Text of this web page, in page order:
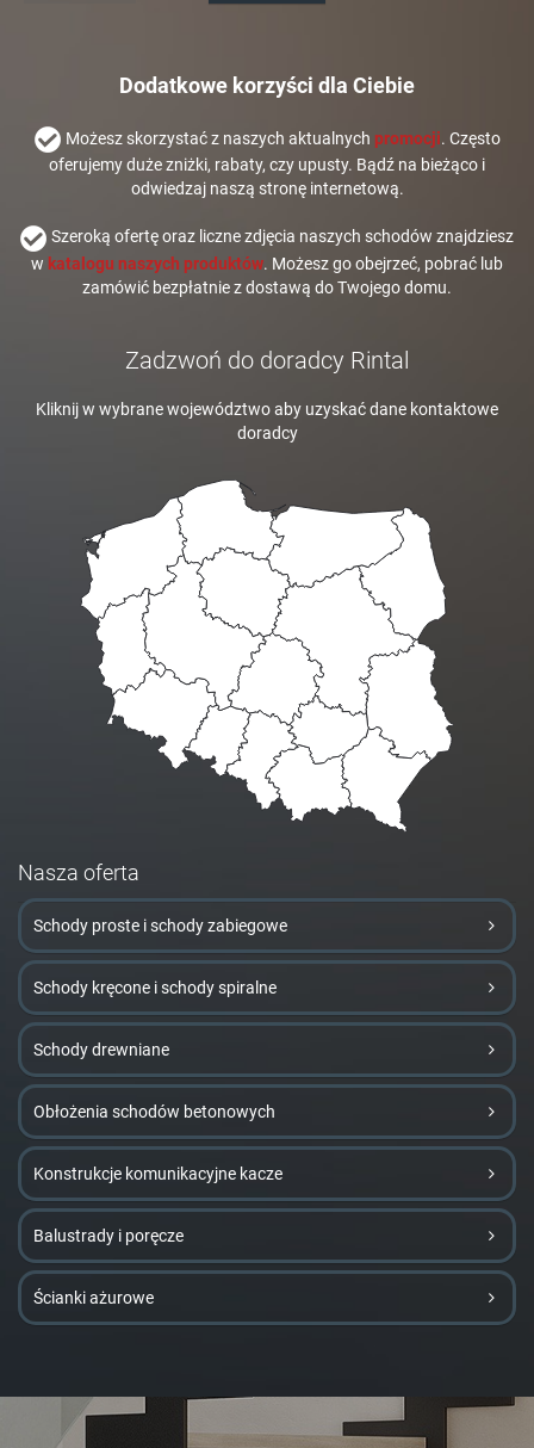
Dodatkowe korzyści dla Ciebie
Możesz skorzystać z naszych aktualnych promocji. Często
oferujemy duże zniżki, rabaty, czy upusty. Bądź na bieżąco i
odwiedzaj naszą stronę internetową.
Szeroką ofertę oraz liczne zdjęcia naszych schodów znajdziesz
w katalogu naszych produktów. Możesz go obejrzeć, pobrać lub
zamówić bezpłatnie z dostawą do Twojego domu.
Zadzwoń do doradcy Rintal
Kliknij w wybrane województwo aby uzyskać dane kontaktowe
doradcy
Nasza oferta
Schody proste i schody zabiegowe
Schody kręcone i schody spiralne
Schody drewniane
Obłożenia schodów betonowych
Konstrukcje komunikacyjne kacze
Balustrady i poręcze
Ścianki ażurowe